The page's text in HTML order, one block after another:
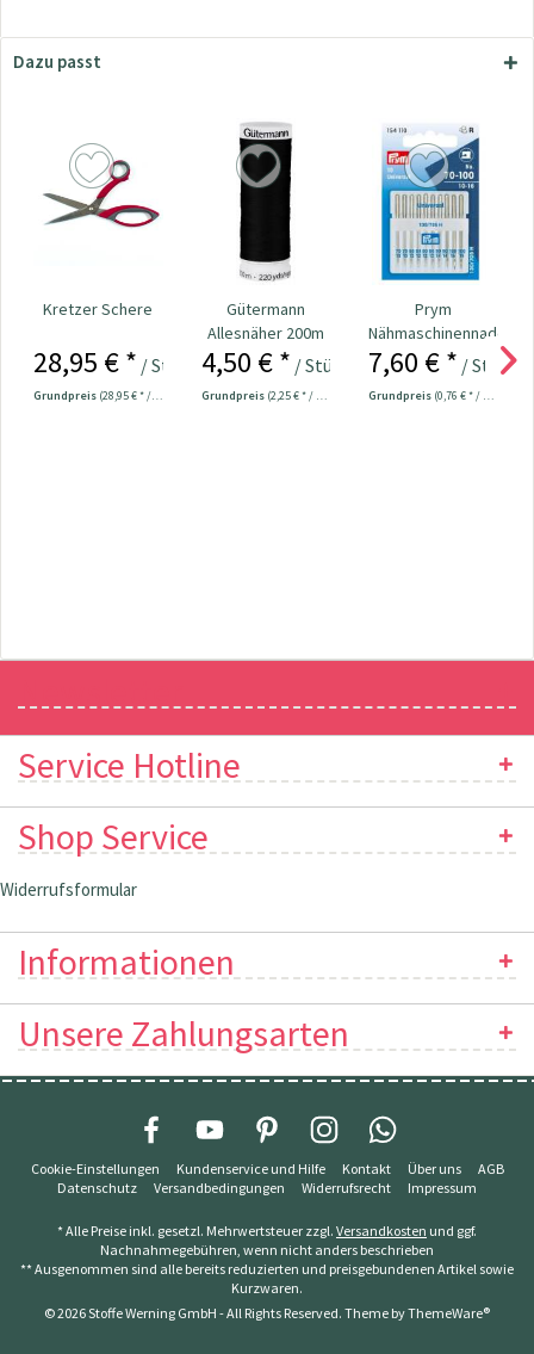
Dazu passt
Kretzer Schere
28,95 € * / Stück
Grundpreis (28,95 € * / 1 Stück)
Gütermann
Allesnäher 200m
Fb. 000 - schwarz
4,50 € * / Stück
Grundpreis (2,25 € * / 100 Meter)
Prym
Nähmaschinennadeln
130/705
Universal...
7,60 € * / Stück
Grundpreis (0,76 € * / 1 Stück)
Service Hotline
Shop Service
Widerrufsformular
Informationen
Unsere Zahlungsarten
Cookie-Einstellungen Kundenservice und Hilfe Kontakt Über uns
AGB
Datenschutz
Versandbedingungen Widerrufsrecht Impressum
* Alle Preise inkl. gesetzl. Mehrwertsteuer zzgl. Versandkosten und ggf.
Nachnahmegebühren, wenn nicht anders beschrieben
** Ausgenommen sind alle bereits reduzierten und preisgebundenen Artikel sowie
Kurzwaren.
© 2026 Stoffe Werning GmbH - All Rights Reserved. Theme byThemeWare®